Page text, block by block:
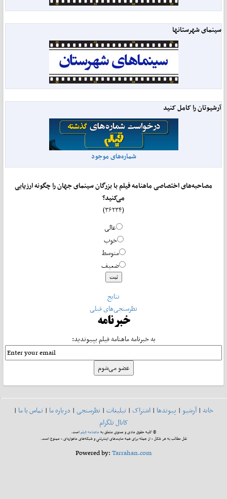
سینمای شهرستانها
آرشیوتان را کامل کنید
شماره‌های موجود
مصاحبه‌های اختصاصی ماهنامه فیلم با بزرگان سینمای جهان را چگونه ارزیابی
می‌کنید؟
عالی
خوب
متوسط
ضعیف
نتایج
نظرسنجی‌های قبلی
خبرنامه
به خبرنامه ماهنامه فیلم بپیوندید:
خانه|آرشیو| پیوندها| اشتراک| تبلیغات| نظرسنجی| درباره ما| تماس با ما|
کانال تلگرام
© کلیه حقوق مادی و معنوی متعلق بهماهنامه فیلماست.
نقل مطالب به هر شکل - از جمله برای همه سایت‌های اینترنتی و شبکه‌های ماهواره‌ای - ممنوع است.
Powered by:Tarrahan.com